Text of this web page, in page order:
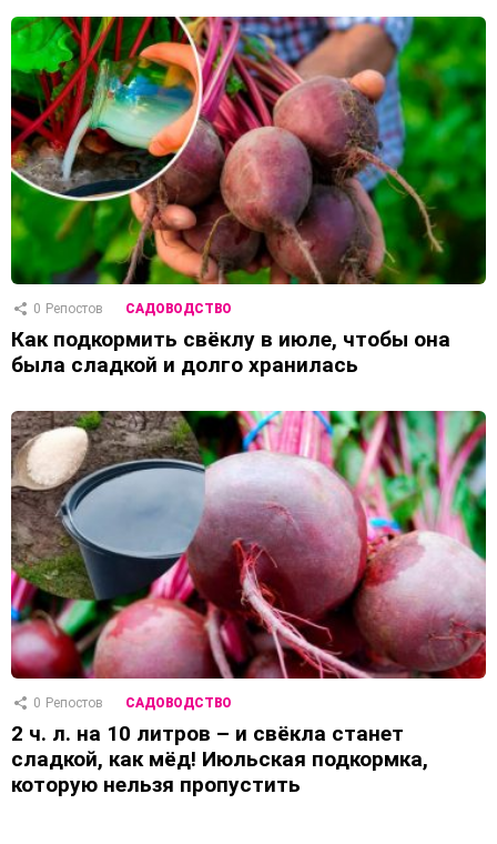
0 Репостов САДОВОДСТВО
Как подкормить свёклу в июле, чтобы она
была сладкой и долго хранилась
0 Репостов САДОВОДСТВО
2 ч. л. на 10 литров – и свёкла станет
сладкой, как мёд! Июльская подкормка,
которую нельзя пропустить